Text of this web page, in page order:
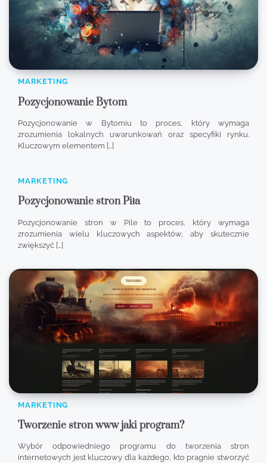
MARKETING
Pozycjonowanie Bytom
Pozycjonowanie w Bytomiu to proces, który wymaga
zrozumienia lokalnych uwarunkowań oraz specyfiki rynku.
Kluczowym elementem […]
MARKETING
Pozycjonowanie stron Piła
Pozycjonowanie stron w Pile to proces, który wymaga
zrozumienia wielu kluczowych aspektów, aby skutecznie
zwiększyć […]
MARKETING
Tworzenie stron www jaki program?
Wybór odpowiedniego programu do tworzenia stron
internetowych jest kluczowy dla każdego, kto pragnie stworzyć